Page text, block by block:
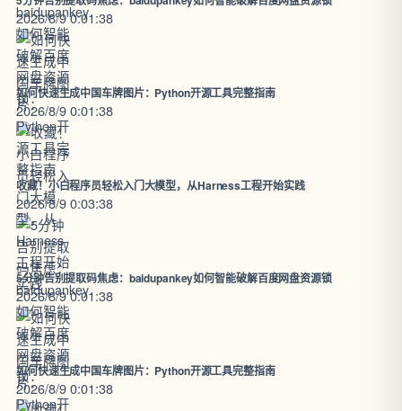
2026/8/9 0:01:38
如何快速生成中国车牌图片：Python开源工具完整指南
2026/8/9 0:01:38
收藏！小白程序员轻松入门大模型，从Harness工程开始实践
2026/8/9 0:03:38
5分钟告别提取码焦虑：baidupankey如何智能破解百度网盘资源锁
2026/8/9 0:01:38
如何快速生成中国车牌图片：Python开源工具完整指南
2026/8/9 0:01:38